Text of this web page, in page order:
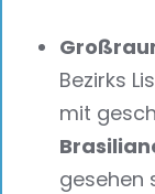
Bezirks
mit
gesehen